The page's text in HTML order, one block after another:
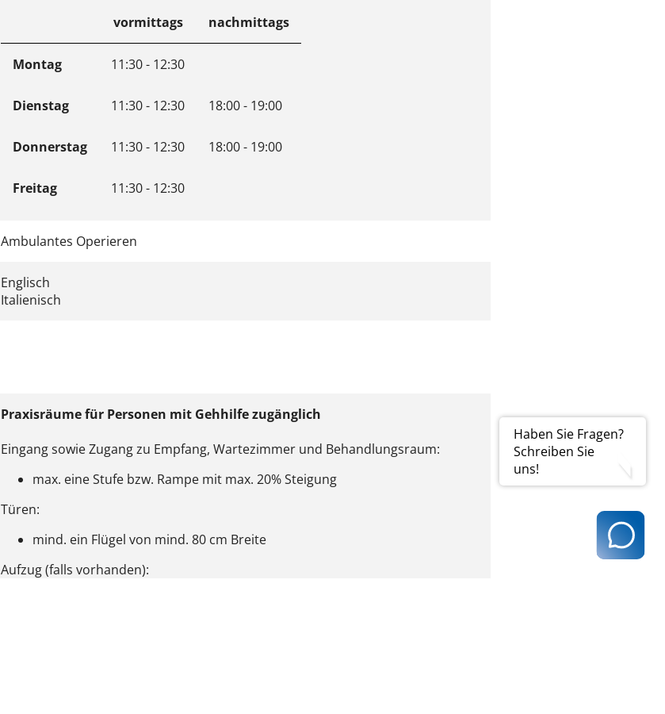
Haben Sie Fragen?
Schreiben Sie
uns!
vormittags nachmittags
Montag 11:30 - 12:30
Dienstag 11:30 - 12:30 18:00 - 19:00
Donnerstag 11:30 - 12:30 18:00 - 19:00
Freitag 11:30 - 12:30
Ambulantes Operieren
Englisch
Italienisch
Praxisräume für Personen mit Gehhilfe zugänglich
Eingang sowie Zugang zu Empfang, Wartezimmer und Behandlungsraum:
max. eine Stufe bzw. Rampe mit max. 20% Steigung
Türen:
mind. ein Flügel von mind. 80 cm Breite
Aufzug (falls vorhanden):